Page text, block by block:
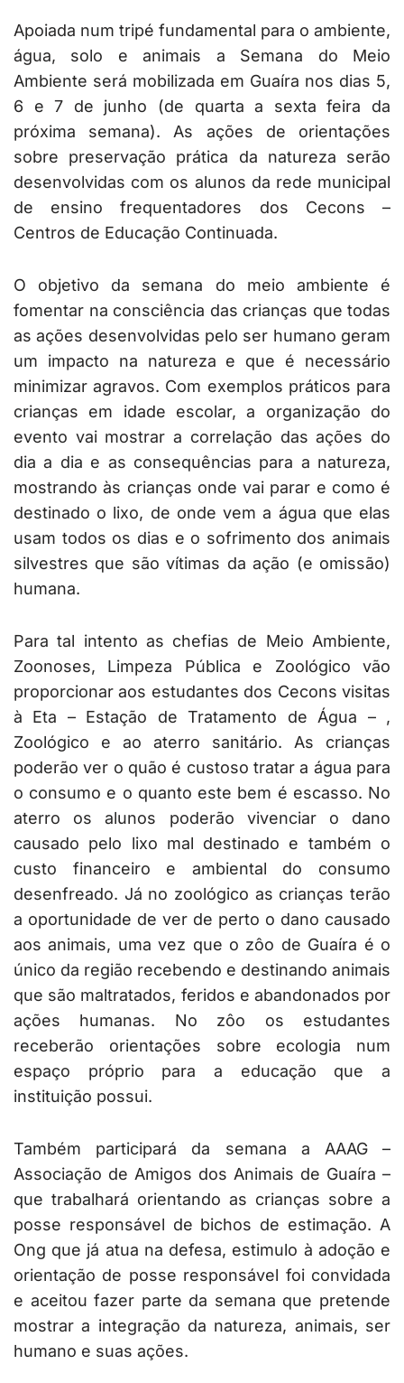
Apoiada num tripé fundamental para o ambiente,
água, solo e animais a Semana do Meio
Ambiente será mobilizada em Guaíra nos dias 5,
6 e 7 de junho (de quarta a sexta feira da
próxima semana). As ações de orientações
sobre preservação prática da natureza serão
desenvolvidas com os alunos da rede municipal
de ensino frequentadores dos Cecons –
Centros de Educação Continuada.
O objetivo da semana do meio ambiente é
fomentar na consciência das crianças que todas
as ações desenvolvidas pelo ser humano geram
um impacto na natureza e que é necessário
minimizar agravos. Com exemplos práticos para
crianças em idade escolar, a organização do
evento vai mostrar a correlação das ações do
dia a dia e as consequências para a natureza,
mostrando às crianças onde vai parar e como é
destinado o lixo, de onde vem a água que elas
usam todos os dias e o sofrimento dos animais
silvestres que são vítimas da ação (e omissão)
humana.
Para tal intento as chefias de Meio Ambiente,
Zoonoses, Limpeza Pública e Zoológico vão
proporcionar aos estudantes dos Cecons visitas
à Eta – Estação de Tratamento de Água – ,
Zoológico e ao aterro sanitário. As crianças
poderão ver o quão é custoso tratar a água para
o consumo e o quanto este bem é escasso. No
aterro os alunos poderão vivenciar o dano
causado pelo lixo mal destinado e também o
custo financeiro e ambiental do consumo
desenfreado. Já no zoológico as crianças terão
a oportunidade de ver de perto o dano causado
aos animais, uma vez que o zôo de Guaíra é o
único da região recebendo e destinando animais
que são maltratados, feridos e abandonados por
ações humanas. No zôo os estudantes
receberão orientações sobre ecologia num
espaço próprio para a educação que a
instituição possui.
Também participará da semana a AAAG –
Associação de Amigos dos Animais de Guaíra –
que trabalhará orientando as crianças sobre a
posse responsável de bichos de estimação. A
Ong que já atua na defesa, estimulo à adoção e
orientação de posse responsável foi convidada
e aceitou fazer parte da semana que pretende
mostrar a integração da natureza, animais, ser
humano e suas ações.